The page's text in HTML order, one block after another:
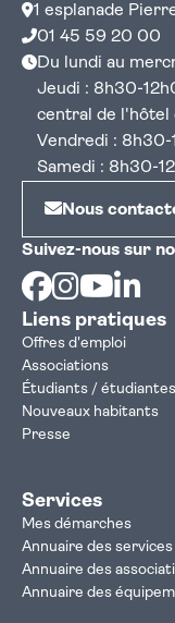
1 esplanade
01 45 59 20 00
Du lundi au
Jeudi : 8h30-
central de l'hôtel
Vendredi :
Samedi : 8h30-
Nous
Suivez-nous sur
Facebook
Instagram
Youtube
Liens pratiques
Offres d'emploi
Associations
Étudiants / étudiantes
Nouveaux habitants
Presse
Services
Mes démarches
Annuaire des services
Annuaire des
Annuaire des